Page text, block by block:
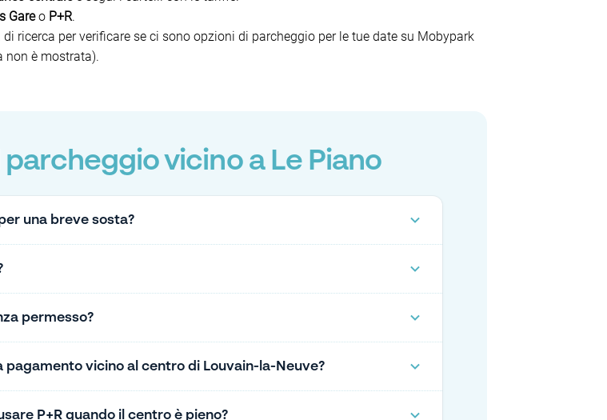
Gareo P+R.
ricerca per verificare se ci sono opzioni di parcheggio per le tue date su Mobypark
non è mostrata).
vicino a Le Piano
una breve sosta?
permesso?
vicino al centro di Louvain-la-Neuve?
P+R quando il centro è pieno?